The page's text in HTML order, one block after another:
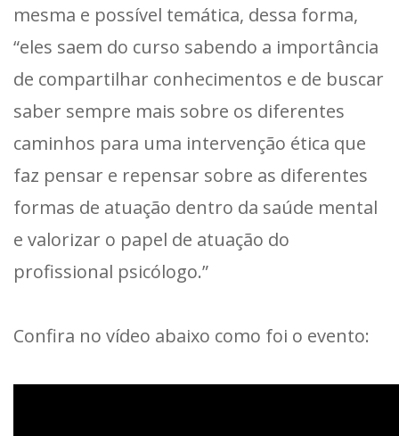
mesma e possível temática, dessa forma,
“eles saem do curso sabendo a importância
de compartilhar conhecimentos e de buscar
saber sempre mais sobre os diferentes
caminhos para uma intervenção ética que
faz pensar e repensar sobre as diferentes
formas de atuação dentro da saúde mental
e valorizar o papel de atuação do
profissional psicólogo.”
Confira no vídeo abaixo como foi o evento: